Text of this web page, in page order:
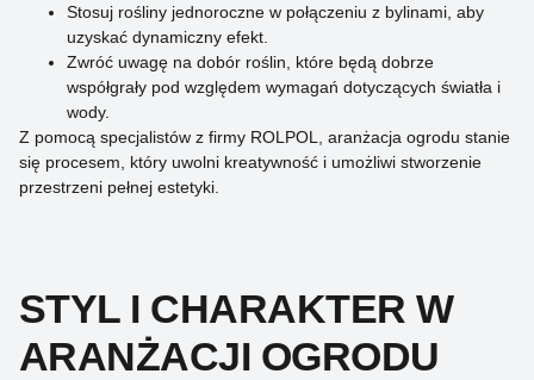
Stosuj rośliny jednoroczne w połączeniu z bylinami, aby
uzyskać dynamiczny efekt.
Zwróć uwagę na dobór roślin, które będą dobrze
współgrały pod względem wymagań dotyczących światła i
wody.
Z pomocą specjalistów z firmy ROLPOL, aranżacja ogrodu stanie
się procesem, który uwolni kreatywność i umożliwi stworzenie
przestrzeni pełnej estetyki.
STYL I CHARAKTER W
ARANŻACJI OGRODU